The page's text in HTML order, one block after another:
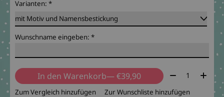
Varianten: *
Wunschname eingeben: *
In den Warenkorb — €39,90 Menge:
Zum Vergleich hinzufügen Zur Wunschliste hinzufügen